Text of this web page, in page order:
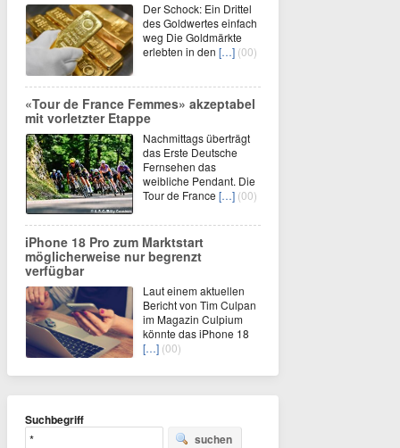
Der Schock: Ein Drittel
des Goldwertes einfach
weg Die Goldmärkte
erlebten in den […] (00)
«Tour de France Femmes» akzeptabel
mit vorletzter Etappe
Nachmittags überträgt
das Erste Deutsche
Fernsehen das
weibliche Pendant. Die
Tour de France […] (00)
iPhone 18 Pro zum Marktstart
möglicherweise nur begrenzt
verfügbar
Laut einem aktuellen
Bericht von Tim Culpan
im Magazin Culpium
könnte das iPhone 18
[…] (00)
Suchbegriff
suchen